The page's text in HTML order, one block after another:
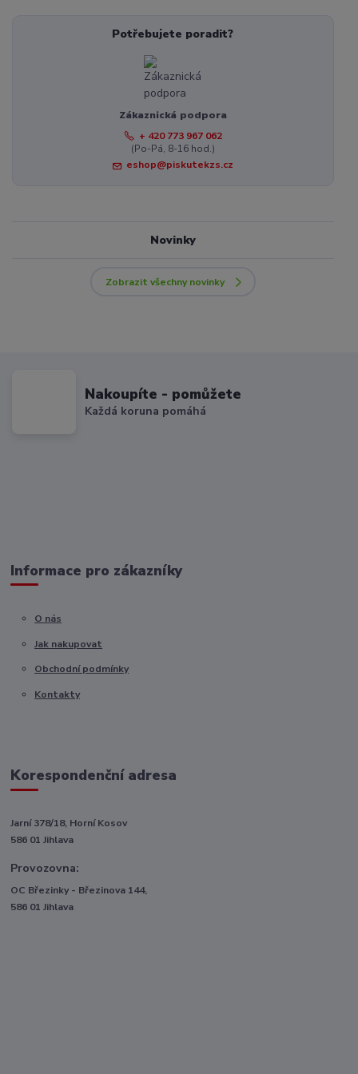
Potřebujete poradit?
Zákaznická podpora
+ 420 773 967 062
(Po-Pá, 8-16 hod.)
eshop@piskutekzs.cz
Novinky
Zobrazit všechny novinky
Nakoupíte - pomůžete
Každá koruna pomáhá
Informace pro zákazníky
O nás
Jak nakupovat
Obchodní podmínky
Kontakty
Korespondenční adresa
Jarní 378/18, Horní Kosov
586 01 Jihlava
Provozovna:
OC Březinky - Březinova 144,
586 01 Jihlava